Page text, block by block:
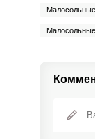
Малосольные